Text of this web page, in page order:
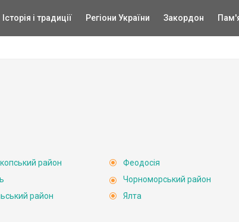
Історія і традиції Регіони України Закордон
район
район
Феодосія
Чорноморський район
Ялта